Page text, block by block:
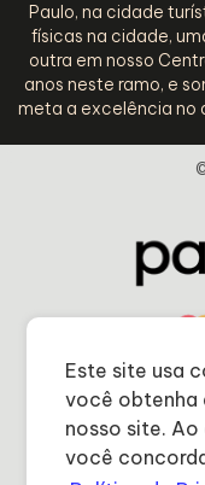
Este site usa
você obtenha
nosso site.
você
Paulo, na cidade
físicas na cidade,
outra em nosso
anos neste ramo, e
meta a excelência no